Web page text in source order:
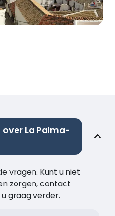
La Palma-
vragen. Kunt u niet
zorgen, contact
graag verder.